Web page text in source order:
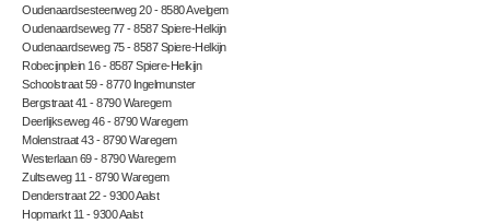
Oudenaardsesteenweg 20 - 8580 Avelgem
Oudenaardseweg 77 - 8587 Spiere-Helkijn
Oudenaardseweg 75 - 8587 Spiere-Helkijn
Robecijnplein 16 - 8587 Spiere-Helkijn
Schoolstraat 59 - 8770 Ingelmunster
Bergstraat 41 - 8790 Waregem
Deerlijkseweg 46 - 8790 Waregem
Molenstraat 43 - 8790 Waregem
Westerlaan 69 - 8790 Waregem
Zultseweg 11 - 8790 Waregem
Denderstraat 22 - 9300 Aalst
Hopmarkt 11 - 9300 Aalst